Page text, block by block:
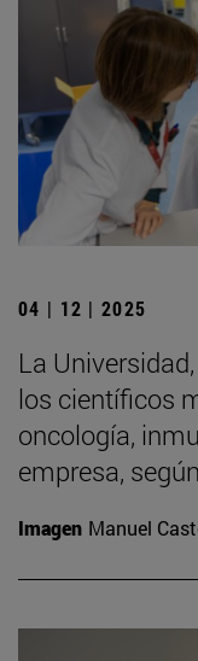
04 | 12 | 2025
La
los científicos
oncología,
empresa,
Imagen Manuel